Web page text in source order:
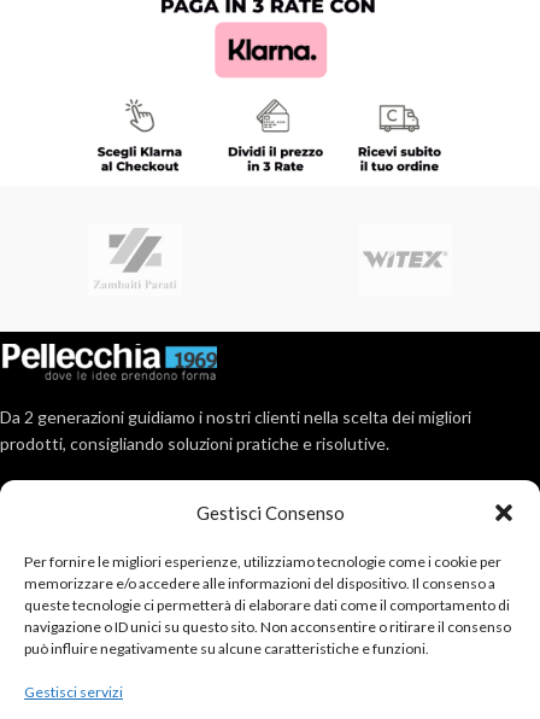
Gestisci Consenso
Per fornire le migliori esperienze, utilizziamo tecnologie come i cookie per
memorizzare e/o accedere alle informazioni del dispositivo. Il consenso a
queste tecnologie ci permetterà di elaborare dati come il comportamento di
navigazione o ID unici su questo sito. Non acconsentire o ritirare il consenso
può influire negativamente su alcune caratteristiche e funzioni.
Gestisci servizi
Da 2 generazioni guidiamo i nostri clienti nella scelta dei migliori
prodotti, consigliando soluzioni pratiche e risolutive.
ULTIMI POSTS
ACCOUNT